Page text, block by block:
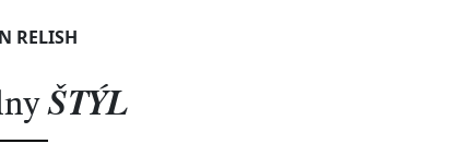
ŠTÝL
RELISH